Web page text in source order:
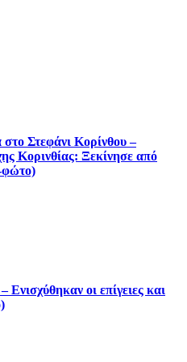
Στεφάνι Κορίνθου –
Κορινθίας: Ξεκίνησε από
φώτο)
οι επίγειες και